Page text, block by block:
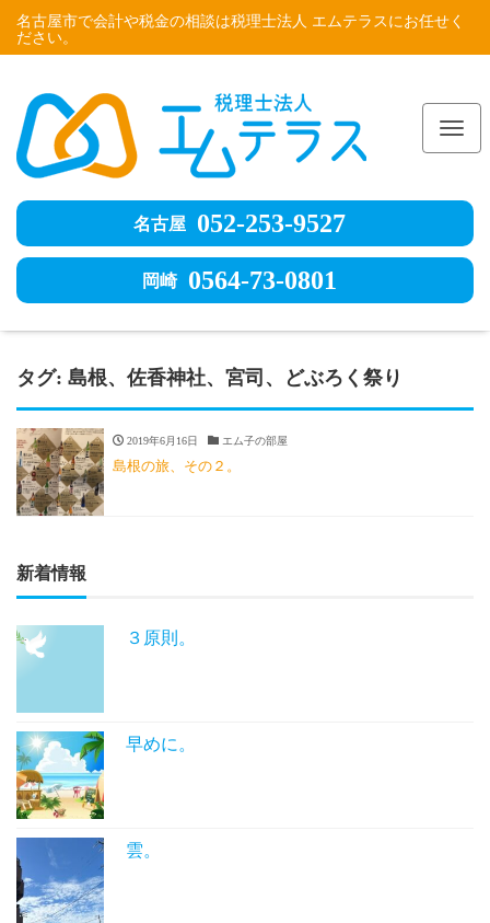
名古屋市で会計や税金の相談は税理士法人 エムテラスにお任せく
ださい。
名古屋 052-253-9527
岡崎 0564-73-0801
タグ: 島根、佐香神社、宮司、どぶろく祭り
2019年6月16日 エム子の部屋
島根の旅、その２。
新着情報
３原則。
早めに。
雲。